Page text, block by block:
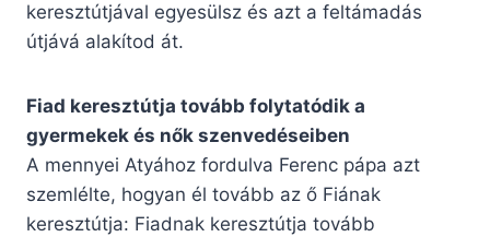
keresztútjával egyesülsz és azt a feltámadás
útjává alakítod át.
Fiad keresztútja tovább folytatódik a
gyermekek és nők szenvedéseiben
A mennyei Atyához fordulva Ferenc pápa azt
szemlélte, hogyan él tovább az ő Fiának
keresztútja: Fiadnak keresztútja tovább